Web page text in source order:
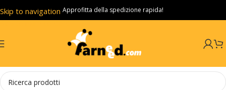
Skip to navigation
Skip to main content
Approfitta della spedizione rapida!